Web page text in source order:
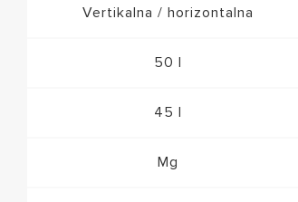
Vertikalna / horizontalna
50 l
45 l
Mg